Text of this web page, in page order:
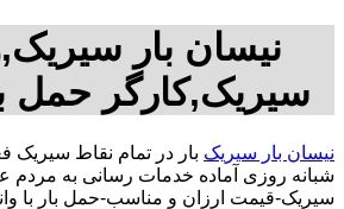
نیسان بار
سیریک,کارگر حمل
نیسان بار سیریک بار در تمام نقاط سیریک
شبانه روزی آماده خدمات رسانی به مردم
سیریک-قیمت ارزان و مناسب-حمل بار با